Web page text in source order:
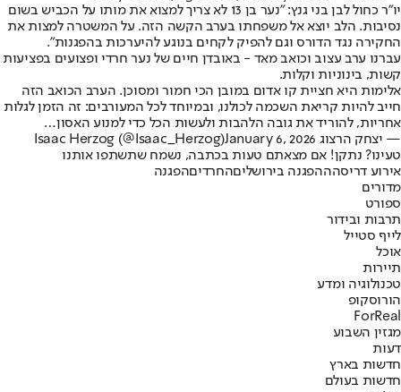
יו״ר כחול לבן בני גנץ: "נער בן 13 לא צריך למצוא את מותו על הכביש בשום
נסיבות. הלב יוצא אל משפחתו בערב הקשה הזה. על המשטרה למצות את
החקירה נגד הדורס וגם להפיק לקחים בנוגע להיערכות בהפגנות".
עברנו ערב עצוב וכואב מאד - באובדן חיים של נער חרדי ופצועים בפציעות
קשות, בינוניות וקלות.
אלימות היא חציית קו אדום במובן הכי חמור ומסוכן. הערב הכואב הזה
חייב להיות קריאת השכמה לכולנו, ובמיוחד לכל המעורבים: זה הזמן לגלות
אחריות, להוריד את גובה הלהבות ולעשות הכל כדי למנוע האסון…
— יצחק הרצוג Isaac Herzog (@Isaac_Herzog) January 6, 2026
טעינו? נתקן! אם מצאתם טעות בכתבה, נשמח שתשתפו אותנו
אירוע דריסהההפגנה בירושליםהחרדיםהפגנה
מדורים
ספורט
תרבות ובידור
לייף סטייל
אוכל
תיירות
טכנולוגיה ומדע
הורוסקופ
ForReal
מגזין השבוע
דעות
חדשות בארץ
חדשות בעולם